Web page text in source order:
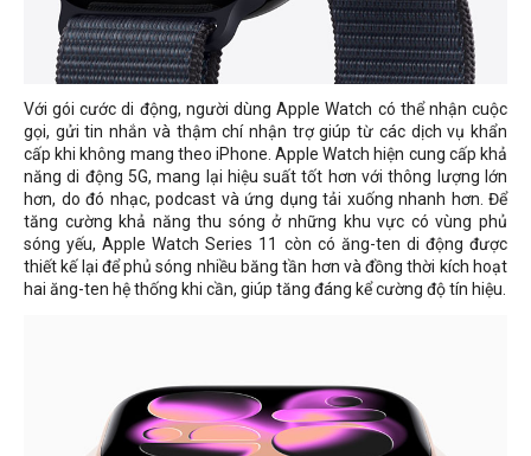
Với gói cước di động, người dùng Apple Watch có thể nhận cuộc
gọi, gửi tin nhắn và thậm chí nhận trợ giúp từ các dịch vụ khẩn
cấp khi không mang theo iPhone. Apple Watch hiện cung cấp khả
năng di động 5G, mang lại hiệu suất tốt hơn với thông lượng lớn
hơn, do đó nhạc, podcast và ứng dụng tải xuống nhanh hơn. Để
tăng cường khả năng thu sóng ở những khu vực có vùng phủ
sóng yếu, Apple Watch Series 11 còn có ăng-ten di động được
thiết kế lại để phủ sóng nhiều băng tần hơn và đồng thời kích hoạt
hai ăng-ten hệ thống khi cần, giúp tăng đáng kể cường độ tín hiệu.